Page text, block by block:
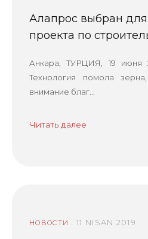
Алапрос выбран
проекта по
Анкара, ТУРЦИЯ, 19 июня
Технология помола
внимание благ...
Читать далее
НОВОСТИ . 11 NISAN 2019